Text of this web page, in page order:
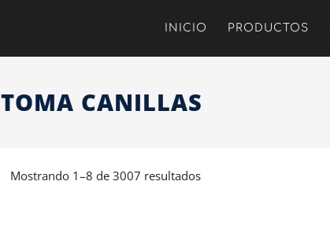
INICIO PRODUCTOS
TOMA CANILLAS
Mostrando 1–8 de 3007 resultados